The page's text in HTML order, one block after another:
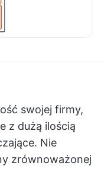
swojej firmy,
z dużą ilością
Nie
zrównoważonej